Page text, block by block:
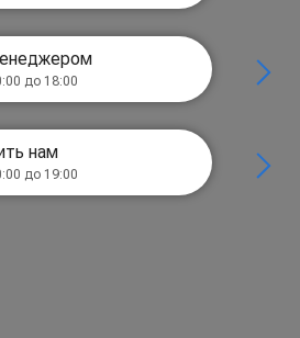
до 18:00
нам
до 19:00